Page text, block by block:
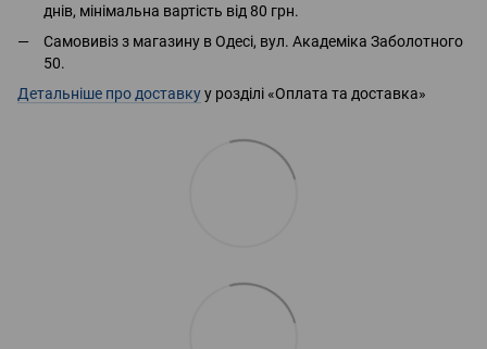
днів, мінімальна вартість від 80 грн.
Самовивіз з магазину в Одесі, вул. Академіка Заболотного
50.
Детальніше про доставкуу розділі «Оплата та доставка»